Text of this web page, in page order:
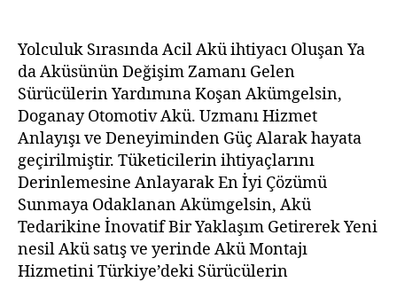
Yolculuk Sırasında Acil Akü ihtiyacı Oluşan Ya
da Aküsünün Değişim Zamanı Gelen
Sürücülerin Yardımına Koşan Akümgelsin,
Doganay Otomotiv Akü. Uzmanı Hizmet
Anlayışı ve Deneyiminden Güç Alarak hayata
geçirilmiştir. Tüketicilerin ihtiyaçlarını
Derinlemesine Anlayarak En İyi Çözümü
Sunmaya Odaklanan Akümgelsin, Akü
Tedarikine İnovatif Bir Yaklaşım Getirerek Yeni
nesil Akü satış ve yerinde Akü Montajı
Hizmetini Türkiye’deki Sürücülerin